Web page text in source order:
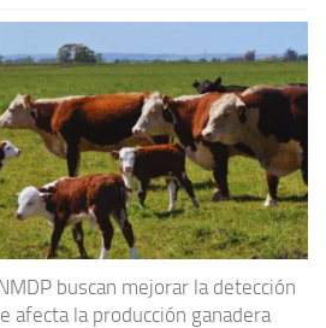
buscan mejorar la detección
afecta la producción ganadera